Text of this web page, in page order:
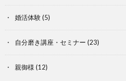
婚活体験(5)
自分磨き講座・セミナー (23)
親御様 (12)